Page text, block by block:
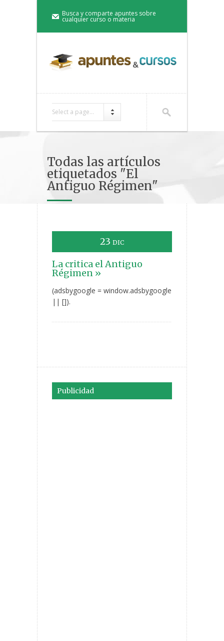
Busca y comparte apuntes sobre
cualquier curso o materia
Select a page...
Todas las artículos
etiquetados "El
Antiguo Régimen"
23 DIC
La critica el Antiguo
Régimen »
(adsbygoogle = window.adsbygoogle
|| []).
Publicidad